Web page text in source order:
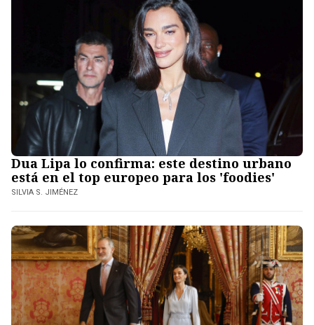
Dua Lipa lo confirma: este destino urbano
está en el top europeo para los 'foodies'
SILVIA S. JIMÉNEZ